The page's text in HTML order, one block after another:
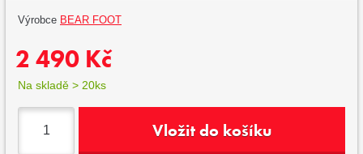
Výrobce BEAR FOOT
2 490 Kč
Na skladě > 20ks
Vložit do košíku